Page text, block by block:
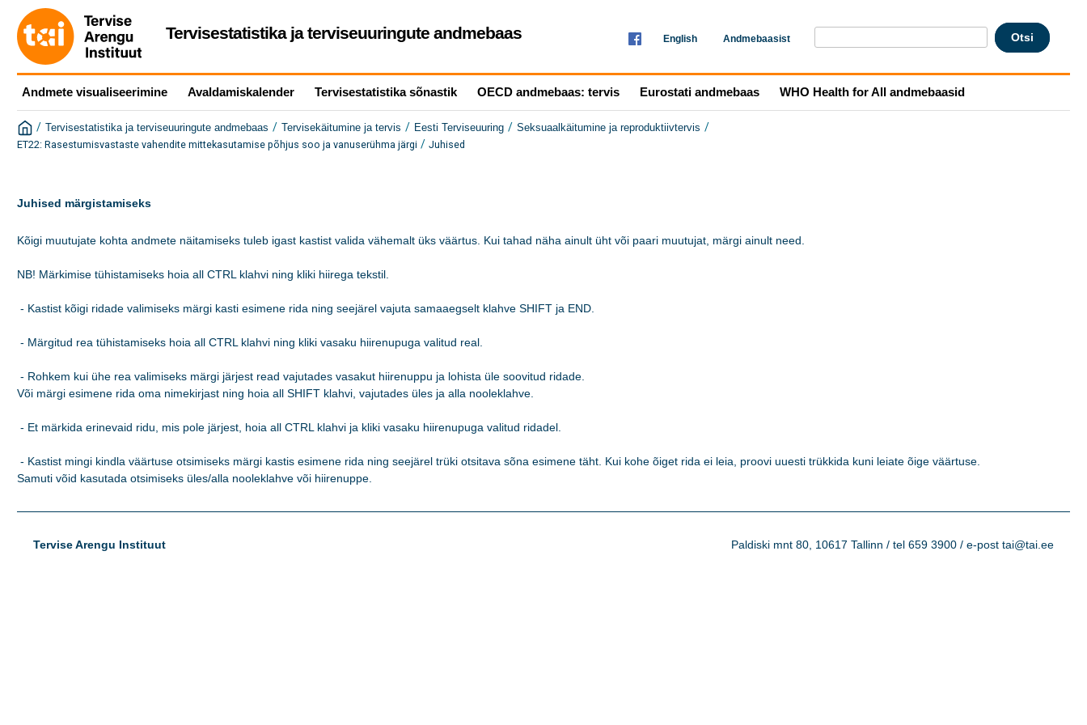
Tervisestatistika ja terviseuuringute andmebaas English Andmebaasist
Andmete visualiseerimine Avaldamiskalender Tervisestatistika sõnastik OECD andmebaas: tervis Eurostati andmebaas WHO Health for All andmebaasid
/ Tervisestatistika ja terviseuuringute andmebaas / Tervisekäitumine ja tervis / Eesti Terviseuuring / Seksuaalkäitumine ja reproduktiivtervis /
ET22: Rasestumisvastaste vahendite mittekasutamise põhjus soo ja vanuserühma järgi / Juhised
Juhised märgistamiseks
Kõigi muutujate kohta andmete näitamiseks tuleb igast kastist valida vähemalt üks väärtus. Kui tahad näha ainult üht või paari muutujat, märgi ainult need.
NB! Märkimise tühistamiseks hoia all CTRL klahvi ning kliki hiirega tekstil.
- Kastist kõigi ridade valimiseks märgi kasti esimene rida ning seejärel vajuta samaaegselt klahve SHIFT ja END.
- Märgitud rea tühistamiseks hoia all CTRL klahvi ning kliki vasaku hiirenupuga valitud real.
- Rohkem kui ühe rea valimiseks märgi järjest read vajutades vasakut hiirenuppu ja lohista üle soovitud ridade.
Või märgi esimene rida oma nimekirjast ning hoia all SHIFT klahvi, vajutades üles ja alla nooleklahve.
- Et märkida erinevaid ridu, mis pole järjest, hoia all CTRL klahvi ja kliki vasaku hiirenupuga valitud ridadel.
- Kastist mingi kindla väärtuse otsimiseks märgi kastis esimene rida ning seejärel trüki otsitava sõna esimene täht. Kui kohe õiget rida ei leia, proovi uuesti trükkida kuni leiate õige väärtuse.
Samuti võid kasutada otsimiseks üles/alla nooleklahve või hiirenuppe.
Tervise Arengu Instituut Paldiski mnt 80, 10617 Tallinn / tel 659 3900 / e-post tai@tai.ee